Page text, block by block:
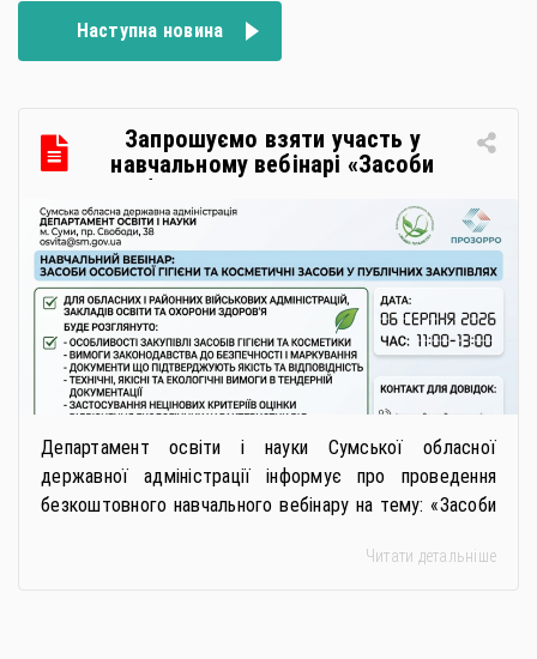
Наступна новина
Запрошуємо взяти участь у
навчальному вебінарі «Засоби
особистої гігієни та косметичні
засоби у публічних закупівлях: як
сформувати вимоги та обрати
безпечну і якісну продукцію»
Департамент освіти і науки Сумської обласної
державної адміністрації інформує про проведення
безкоштовного навчального вебінару на тему: «Засоби
закупівлях: як сформувати вимоги та обрати безпечну і
Читати детальніше